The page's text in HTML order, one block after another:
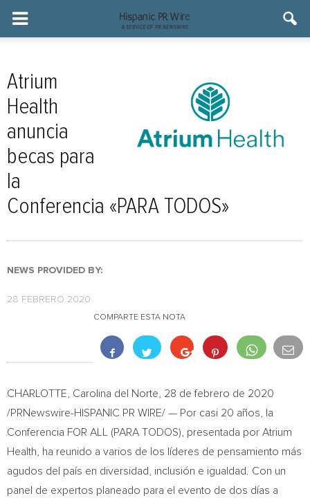
Atrium
Health
anuncia
becas para
la
Conferencia «PARA TODOS»
NEWS PROVIDED BY:
28 FEBRERO 2020
COMPARTE ESTA NOTA
CHARLOTTE, Carolina del Norte , 28 de febrero de 2020
/PRNewswire-HISPANIC PR WIRE/ — Por casi 20 años, la
Conferencia FOR ALL (PARA TODOS), presentada por Atrium
Health, ha reunido a varios de los líderes de pensamiento más
agudos del país en diversidad, inclusión e igualdad. Con un
panel de expertos planeado para el evento de dos días a